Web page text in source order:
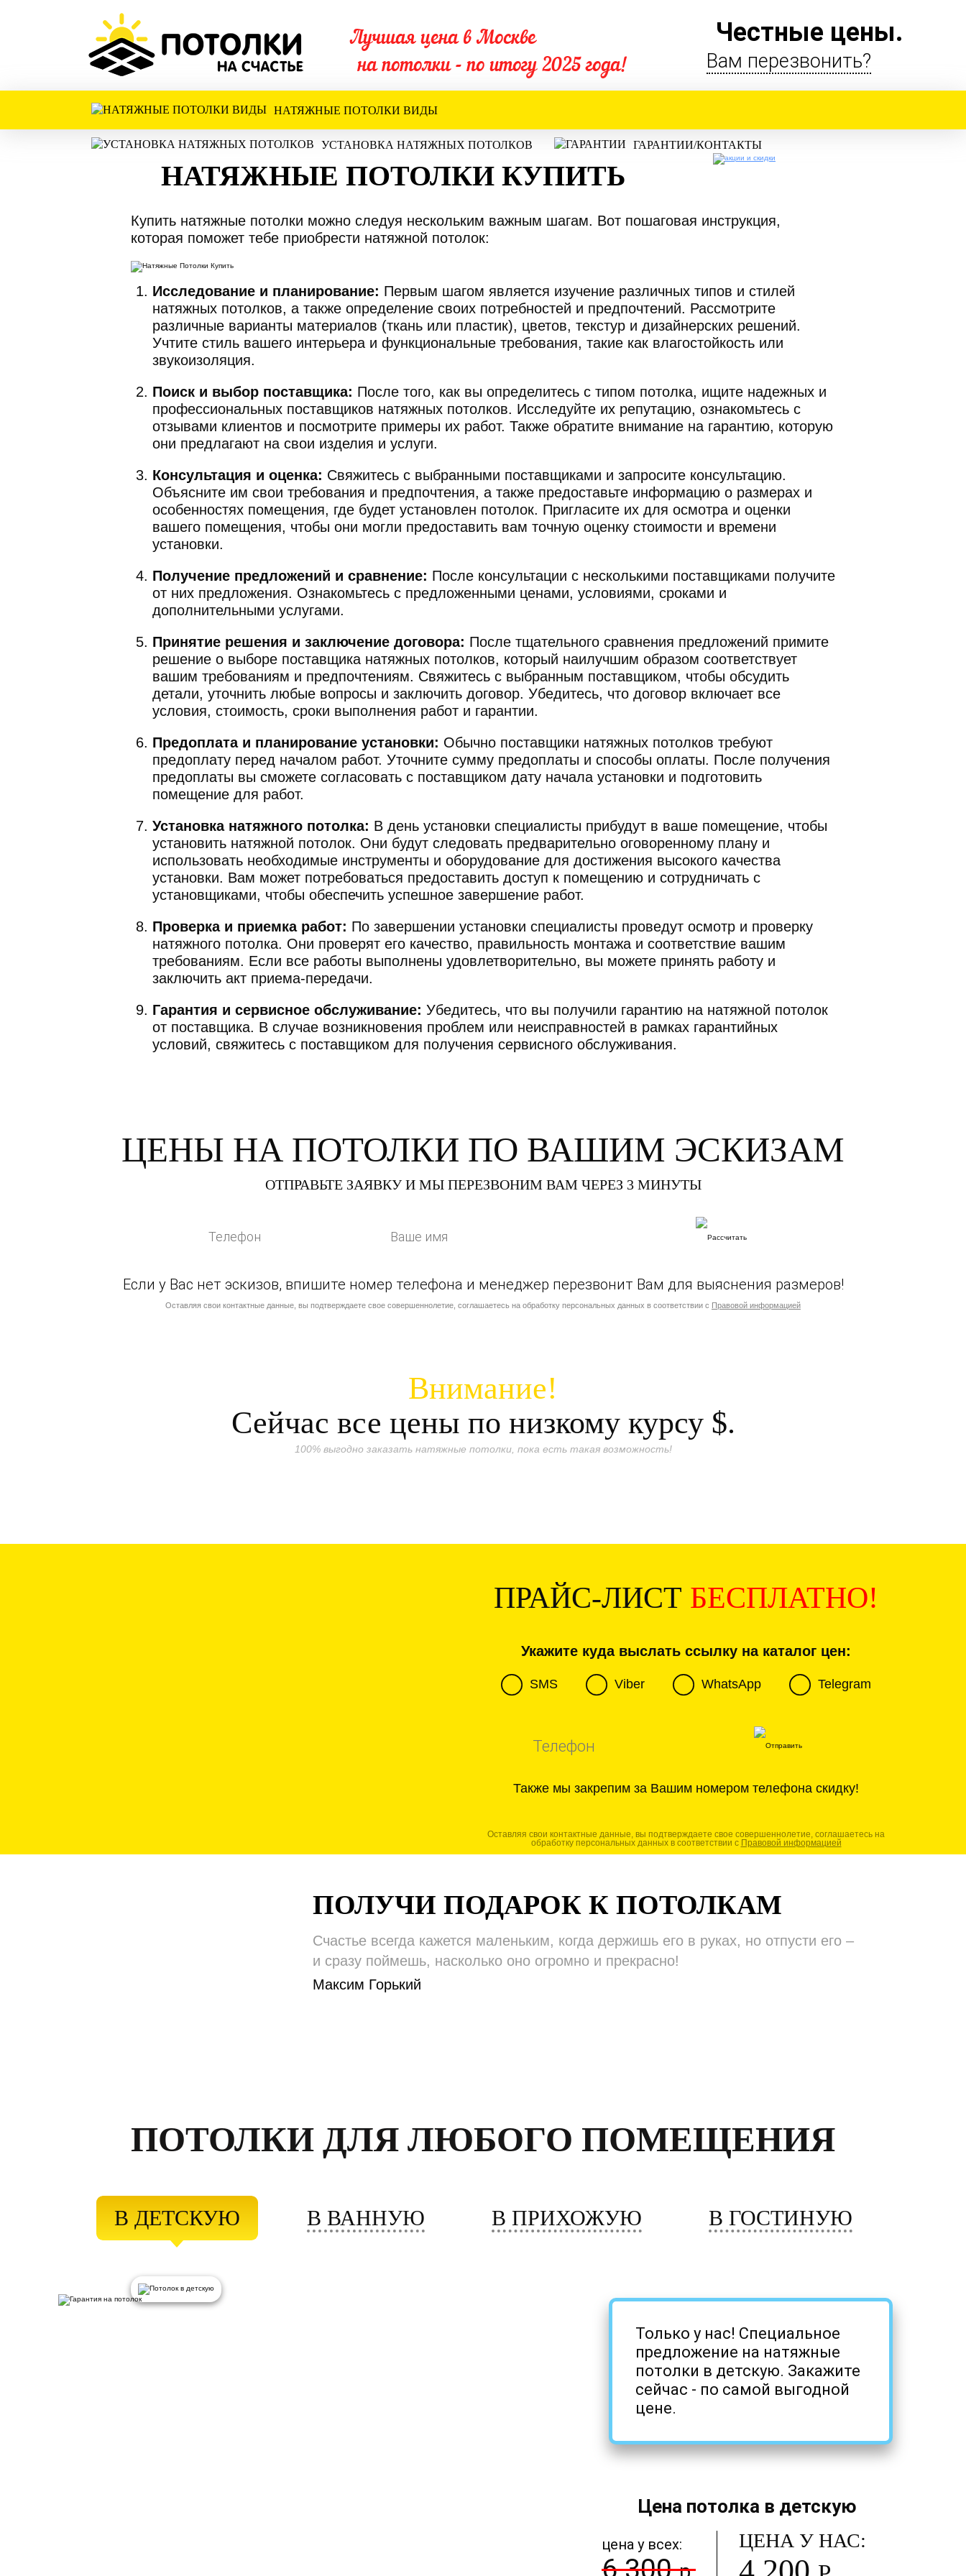
Лучшая цена в Москве
на потолки - по итогу 2025 года!
Честные цены.
Вам перезвонить?
НАТЯЖНЫЕ ПОТОЛКИ ВИДЫ
УСТАНОВКА НАТЯЖНЫХ ПОТОЛКОВ ГАРАНТИИ/КОНТАКТЫ
НАТЯЖНЫЕ ПОТОЛКИ КУПИТЬ
Купить натяжные потолки можно следуя нескольким важным шагам. Вот пошаговая инструкция,
которая поможет тебе приобрести натяжной потолок:
Исследование и планирование: Первым шагом является изучение различных типов и стилей
натяжных потолков, а также определение своих потребностей и предпочтений. Рассмотрите
различные варианты материалов (ткань или пластик), цветов, текстур и дизайнерских решений.
Учтите стиль вашего интерьера и функциональные требования, такие как влагостойкость или
звукоизоляция.
Поиск и выбор поставщика: После того, как вы определитесь с типом потолка, ищите надежных и
профессиональных поставщиков натяжных потолков. Исследуйте их репутацию, ознакомьтесь с
отзывами клиентов и посмотрите примеры их работ. Также обратите внимание на гарантию, которую
они предлагают на свои изделия и услуги.
Консультация и оценка: Свяжитесь с выбранными поставщиками и запросите консультацию.
Объясните им свои требования и предпочтения, а также предоставьте информацию о размерах и
особенностях помещения, где будет установлен потолок. Пригласите их для осмотра и оценки
вашего помещения, чтобы они могли предоставить вам точную оценку стоимости и времени
установки.
Получение предложений и сравнение: После консультации с несколькими поставщиками получите
от них предложения. Ознакомьтесь с предложенными ценами, условиями, сроками и
дополнительными услугами.
Принятие решения и заключение договора: После тщательного сравнения предложений примите
решение о выборе поставщика натяжных потолков, который наилучшим образом соответствует
вашим требованиям и предпочтениям. Свяжитесь с выбранным поставщиком, чтобы обсудить
детали, уточнить любые вопросы и заключить договор. Убедитесь, что договор включает все
условия, стоимость, сроки выполнения работ и гарантии.
Предоплата и планирование установки: Обычно поставщики натяжных потолков требуют
предоплату перед началом работ. Уточните сумму предоплаты и способы оплаты. После получения
предоплаты вы сможете согласовать с поставщиком дату начала установки и подготовить
помещение для работ.
Установка натяжного потолка: В день установки специалисты прибудут в ваше помещение, чтобы
установить натяжной потолок. Они будут следовать предварительно оговоренному плану и
использовать необходимые инструменты и оборудование для достижения высокого качества
установки. Вам может потребоваться предоставить доступ к помещению и сотрудничать с
установщиками, чтобы обеспечить успешное завершение работ.
Проверка и приемка работ: По завершении установки специалисты проведут осмотр и проверку
натяжного потолка. Они проверят его качество, правильность монтажа и соответствие вашим
требованиям. Если все работы выполнены удовлетворительно, вы можете принять работу и
заключить акт приема-передачи.
Гарантия и сервисное обслуживание: Убедитесь, что вы получили гарантию на натяжной потолок
от поставщика. В случае возникновения проблем или неисправностей в рамках гарантийных
условий, свяжитесь с поставщиком для получения сервисного обслуживания.
ЦЕНЫ НА ПОТОЛКИ ПО ВАШИМ ЭСКИЗАМ
ОТПРАВЬТЕ ЗАЯВКУ И МЫ ПЕРЕЗВОНИМ ВАМ ЧЕРЕЗ 3 МИНУТЫ
Если у Вас нет эскизов, впишите номер телефона и менеджер перезвонит Вам для выяснения размеров!
Оставляя свои контактные данные, вы подтверждаете свое совершеннолетие, соглашаетесь на обработку персональных данных в соответствии с Правовой информацией
Внимание!
Сейчас все цены по низкому курсу $.
100% выгодно заказать натяжные потолки, пока есть такая возможность!
ПРАЙС-ЛИСТ БЕСПЛАТНО!
Укажите куда выслать ссылку на каталог цен:
SMS Viber WhatsApp Telegram
Также мы закрепим за Вашим номером телефона скидку!
Оставляя свои контактные данные, вы подтверждаете свое совершеннолетие, соглашаетесь на
обработку персональных данных в соответствии с Правовой информацией
ПОЛУЧИ ПОДАРОК К ПОТОЛКАМ
Счастье всегда кажется маленьким, когда держишь его в руках, но отпусти его –
и сразу поймешь, насколько оно огромно и прекрасно!
Максим Горький
ПОТОЛКИ ДЛЯ ЛЮБОГО ПОМЕЩЕНИЯ
В ДЕТСКУЮ В ВАННУЮ В ПРИХОЖУЮ В ГОСТИНУЮ
Только у нас! Специальное
предложение на натяжные
потолки в детскую. Закажите
сейчас - по самой выгодной
цене.
Цена потолка в детскую
цена у всех: ЦЕНА У НАС: